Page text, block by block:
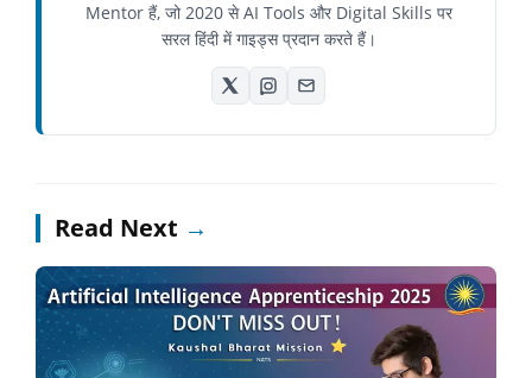
Mentor हैं, जो 2020 से AI Tools और Digital Skills पर
सरल हिंदी में गाइड्स प्रदान करते हैं।
Read Next →